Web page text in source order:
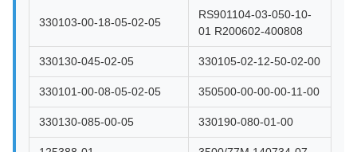
330103-00-18-05-02-05
RS901104-03-050-10-
01 R200602-400808
330130-045-02-05 330105-02-12-50-02-00
330101-00-08-05-02-05 350500-00-00-00-11-00
330130-085-00-05 330190-080-01-00